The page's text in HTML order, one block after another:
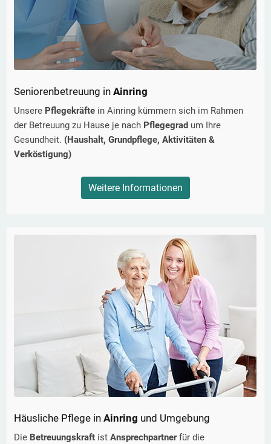
Seniorenbetreuung in Ainring
Unsere Pflegekräfte in Ainring kümmern sich im Rahmen
der Betreuung zu Hause je nach Pflegegrad um Ihre
Gesundheit. (Haushalt, Grundpflege, Aktivitäten &
Verköstigung)
Weitere Informationen
Häusliche Pflege in Ainring und Umgebung
Die Betreuungskraft ist Ansprechpartnerfür die